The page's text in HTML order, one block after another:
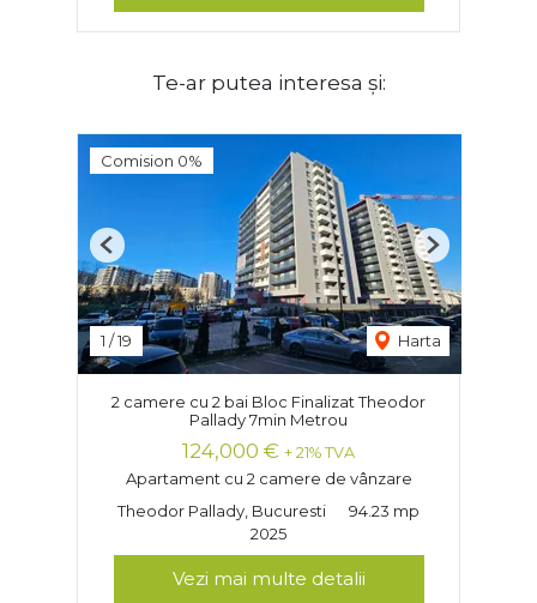
Te-ar putea interesa și:
Comision 0%
1 /19 Harta
Previous Next
2 camere cu 2 bai Bloc Finalizat Theodor
Pallady 7min Metrou
124,000 € + 21% TVA
Apartament cu 2 camere de vânzare
Theodor Pallady, Bucuresti
94.23 mp
2025
Vezi mai multe detalii